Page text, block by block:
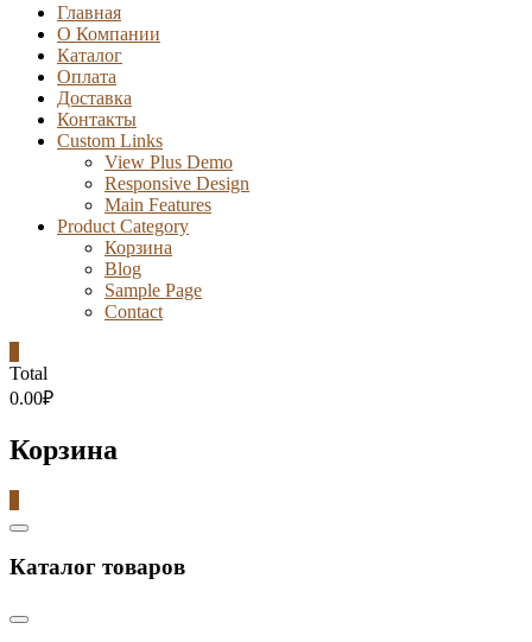
Главная
О Компании
Каталог
Оплата
Доставка
Контакты
Custom Links
View Plus Demo
Responsive Design
Main Features
Product Category
Корзина
Blog
Sample Page
Contact
Total
0.00₽
Корзина
Catalog
Каталог товаров